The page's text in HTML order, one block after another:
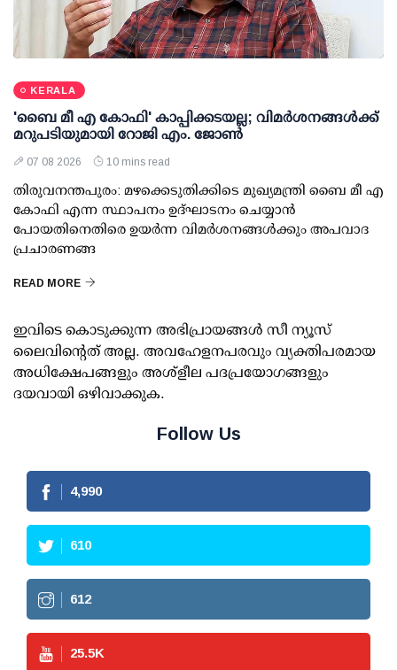
KERALA
'ബൈ മീ എ കോഫി' കാപ്പിക്കടയല്ല; വിമര്‍ശനങ്ങള്‍ക്ക്
മറുപടിയുമായി റോജി എം. ജോണ്‍
07 08 2026 10 mins read
തിരുവനന്തപുരം: മഴക്കെടുതിക്കിടെ മുഖ്യമന്ത്രി ബൈ മീ എ
കോഫി എന്ന സ്ഥാപനം ഉദ്ഘാടനം ചെയ്യാന്‍
പോയതിനെതിരെ ഉയര്‍ന്ന വിമര്‍ശനങ്ങള്‍ക്കും അപവാദ
പ്രചാരണങ്ങ
READ MORE
ഇവിടെ കൊടുക്കുന്ന അഭിപ്രായങ്ങള്‍ സീ ന്യൂസ്
ലൈവിന്റെത് അല്ല. അവഹേളനപരവും വ്യക്തിപരമായ
അധിക്ഷേപങ്ങളും അശ്‌ളീല പദപ്രയോഗങ്ങളും
ദയവായി ഒഴിവാക്കുക.
Follow Us
4,990
610
612
25.5K